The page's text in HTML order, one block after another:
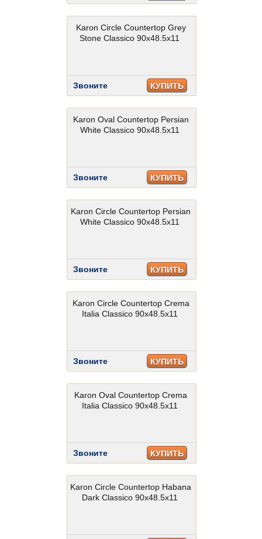
Karon Circle Countertop Grey
Stone Classico 90x48.5x11
Звоните КУПИТЬ
Karon Oval Countertop Persian
White Classico 90x48.5x11
Звоните КУПИТЬ
Karon Circle Countertop Persian
White Classico 90x48.5x11
Звоните КУПИТЬ
Karon Circle Countertop Crema
Italia Classico 90x48.5x11
Звоните КУПИТЬ
Karon Oval Countertop Crema
Italia Classico 90x48.5x11
Звоните КУПИТЬ
Karon Circle Countertop Habana
Dark Classico 90x48.5x11